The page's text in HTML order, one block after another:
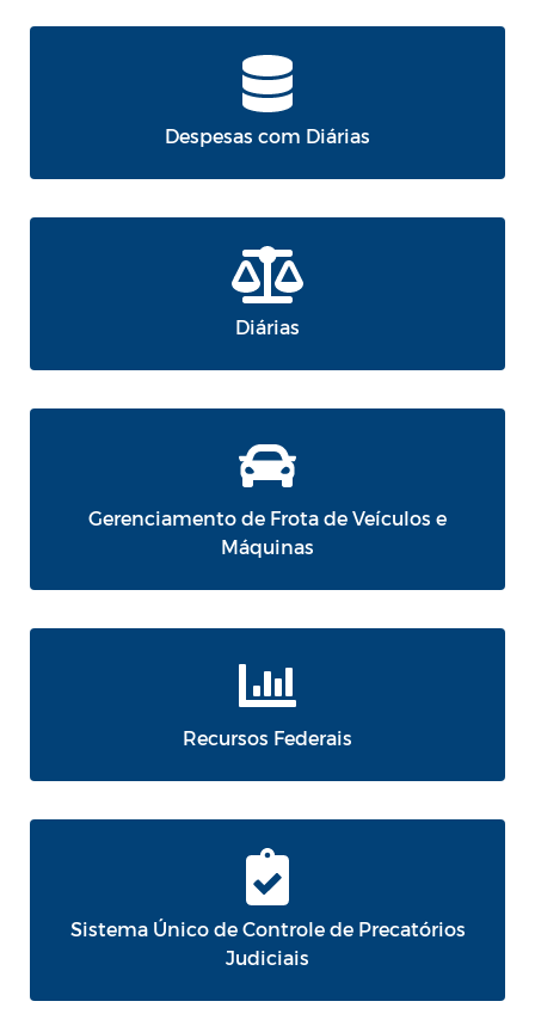
Despesas com Diárias
Diárias
Gerenciamento de Frota de Veículos e
Máquinas
Recursos Federais
Sistema Único de Controle de Precatórios
Judiciais